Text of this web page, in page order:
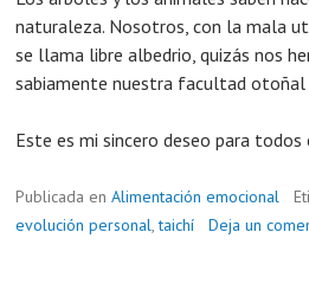
naturaleza. Nosotros, con la mala
se llama libre albedrio, quizás nos
sabiamente nuestra facultad otoñal
Este es mi sincero deseo para
Publicada en Alimentación emocional
evolución personal,taichí Deja un